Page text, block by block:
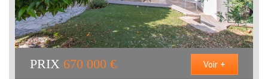
PRIX 670 000 € Voir +